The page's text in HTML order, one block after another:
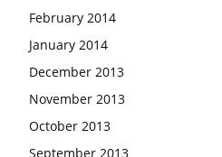
February 2014
January 2014
December 2013
November 2013
October 2013
September 2013